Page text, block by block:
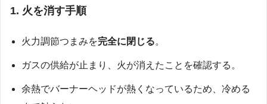
1. 火を消す手順
火力調節つまみを完全に閉じる。
ガスの供給が止まり、火が消えたことを確認する。
余熱でバーナーヘッドが熱くなっているため、冷める